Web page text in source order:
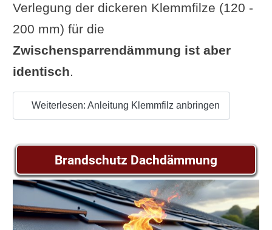
Verlegung der dickeren Klemmfilze (120 -
200 mm) für die
Zwischensparrendämmung ist aber
identisch.
Weiterlesen: Anleitung Klemmfilz anbringen
Brandschutz Dachdämmung